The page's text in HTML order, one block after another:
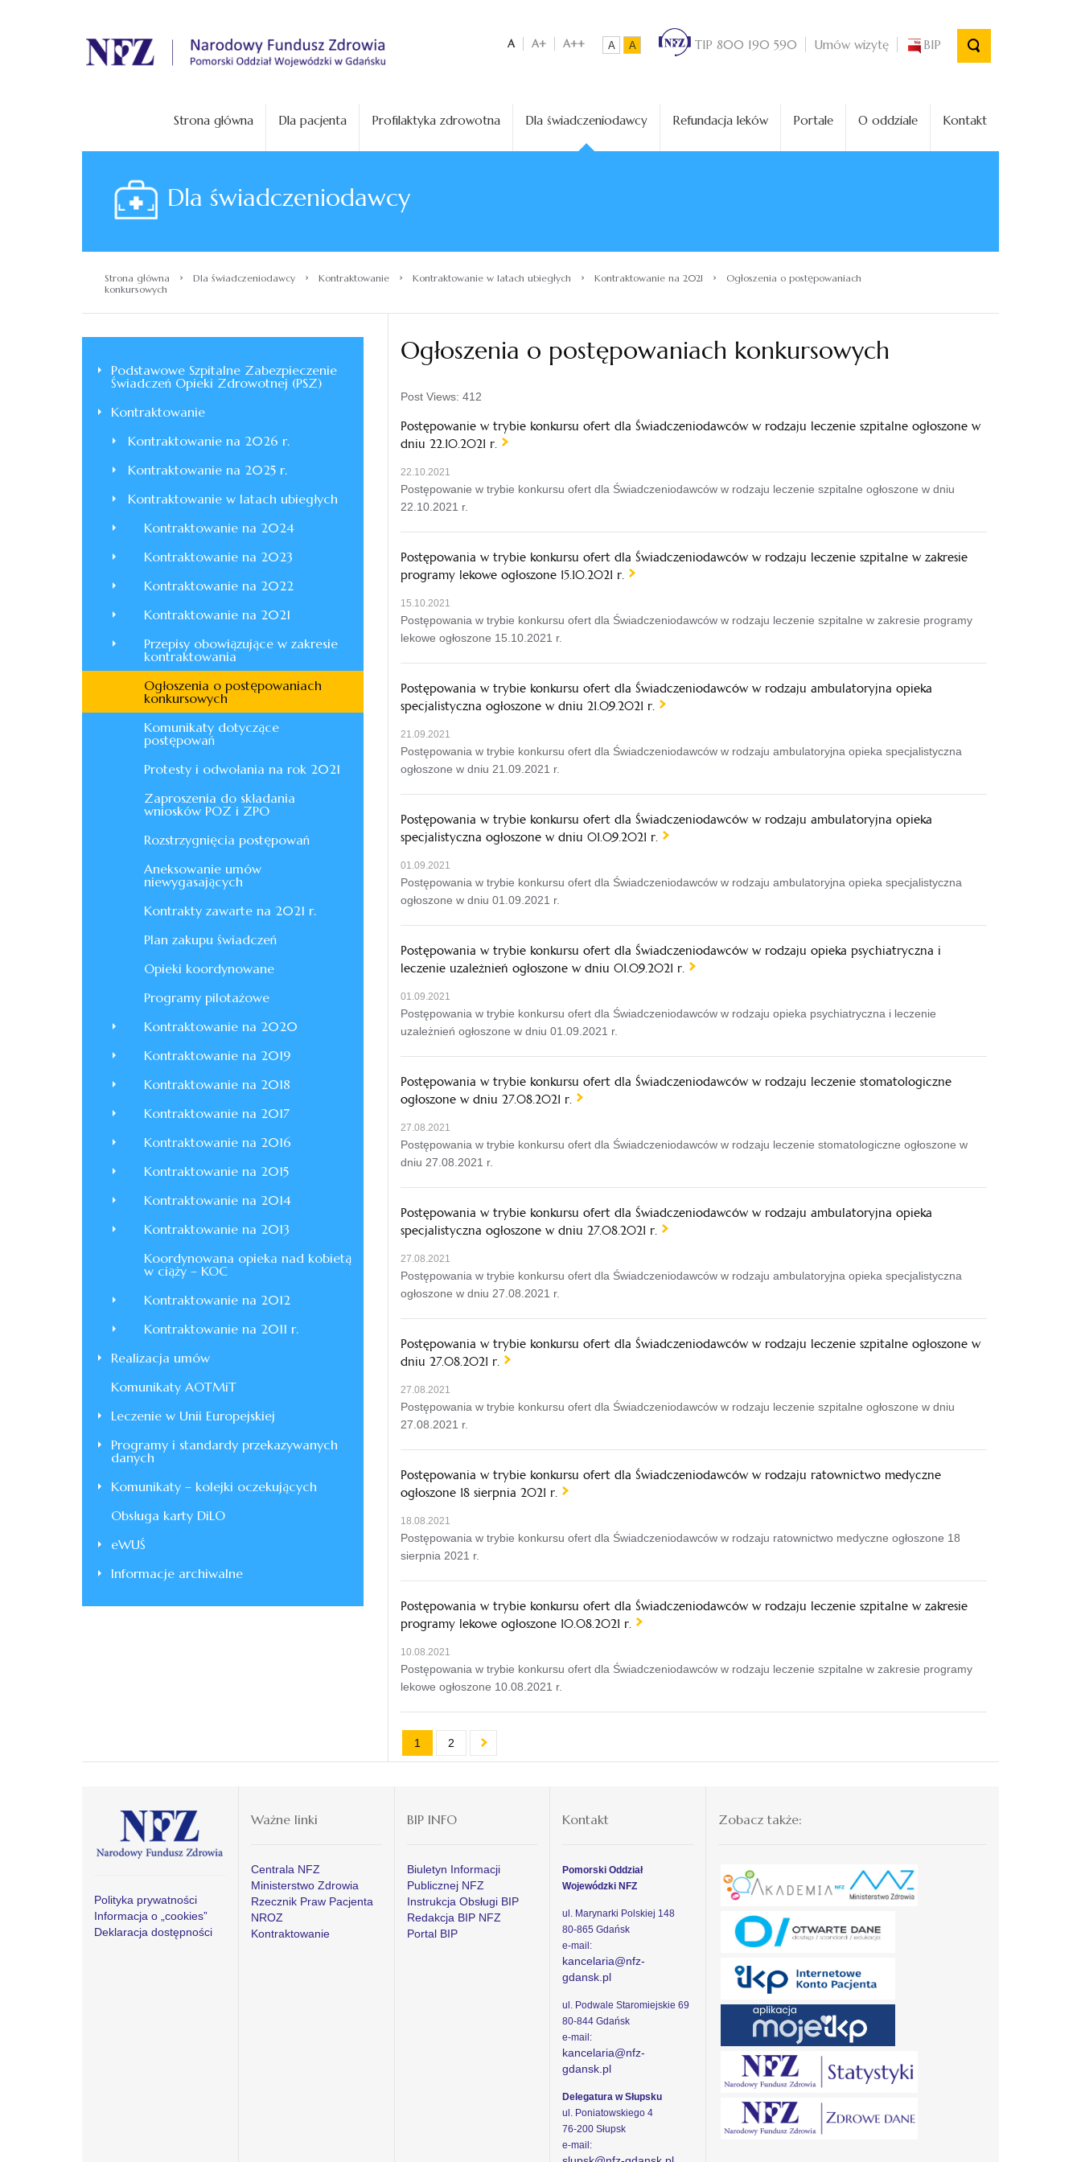
. A A+ A++ A A TIP 800 190 590 Umów wizytę BIP
Strona główna Dla pacjenta Profilaktyka zdrowotna Dla świadczeniodawcy Refundacja leków Portale O oddziale Kontakt
Dla świadczeniodawcy
Strona główna › Dla świadczeniodawcy › Kontraktowanie › Kontraktowanie w latach ubiegłych › Kontraktowanie na 2021 ›
Ogłoszenia o postępowaniach
konkursowych
Podstawowe Szpitalne Zabezpieczenie
Świadczeń Opieki Zdrowotnej (PSZ)
Kontraktowanie
Kontraktowanie na 2026 r.
Kontraktowanie na 2025 r.
Kontraktowanie w latach ubiegłych
Kontraktowanie na 2024
Kontraktowanie na 2023
Kontraktowanie na 2022
Kontraktowanie na 2021
Przepisy obowiązujące w zakresie
kontraktowania
Ogłoszenia o postępowaniach
konkursowych
Komunikaty dotyczące
postępowań
Protesty i odwołania na rok 2021
Zaproszenia do składania
wniosków POZ i ZPO
Rozstrzygnięcia postępowań
Aneksowanie umów
niewygasających
Kontrakty zawarte na 2021 r.
Plan zakupu świadczeń
Opieki koordynowane
Programy pilotażowe
Kontraktowanie na 2020
Kontraktowanie na 2019
Kontraktowanie na 2018
Kontraktowanie na 2017
Kontraktowanie na 2016
Kontraktowanie na 2015
Kontraktowanie na 2014
Kontraktowanie na 2013
Koordynowana opieka nad kobietą
w ciąży – KOC
Kontraktowanie na 2012
Kontraktowanie na 2011 r.
Realizacja umów
Komunikaty AOTMiT
Leczenie w Unii Europejskiej
Programy i standardy przekazywanych
danych
Komunikaty – kolejki oczekujących
Obsługa karty DiLO
eWUŚ
Informacje archiwalne
Ogłoszenia o postępowaniach konkursowych
Post Views: 412
Postępowanie w trybie konkursu ofert dla Świadczeniodawców w rodzaju leczenie szpitalne ogłoszone w
dniu 22.10.2021 r.
22.10.2021
Postępowanie w trybie konkursu ofert dla Świadczeniodawców w rodzaju leczenie szpitalne ogłoszone w dniu
22.10.2021 r.
Postępowania w trybie konkursu ofert dla Świadczeniodawców w rodzaju leczenie szpitalne w zakresie
programy lekowe ogłoszone 15.10.2021 r.
15.10.2021
Postępowania w trybie konkursu ofert dla Świadczeniodawców w rodzaju leczenie szpitalne w zakresie programy
lekowe ogłoszone 15.10.2021 r.
Postępowania w trybie konkursu ofert dla Świadczeniodawców w rodzaju ambulatoryjna opieka
specjalistyczna ogłoszone w dniu 21.09.2021 r.
21.09.2021
Postępowania w trybie konkursu ofert dla Świadczeniodawców w rodzaju ambulatoryjna opieka specjalistyczna
ogłoszone w dniu 21.09.2021 r.
Postępowania w trybie konkursu ofert dla Świadczeniodawców w rodzaju ambulatoryjna opieka
specjalistyczna ogłoszone w dniu 01.09.2021 r.
01.09.2021
Postępowania w trybie konkursu ofert dla Świadczeniodawców w rodzaju ambulatoryjna opieka specjalistyczna
ogłoszone w dniu 01.09.2021 r.
Postępowania w trybie konkursu ofert dla Świadczeniodawców w rodzaju opieka psychiatryczna i
leczenie uzależnień ogłoszone w dniu 01.09.2021 r.
01.09.2021
Postępowania w trybie konkursu ofert dla Świadczeniodawców w rodzaju opieka psychiatryczna i leczenie
uzależnień ogłoszone w dniu 01.09.2021 r.
Postępowania w trybie konkursu ofert dla Świadczeniodawców w rodzaju leczenie stomatologiczne
ogłoszone w dniu 27.08.2021 r.
27.08.2021
Postępowania w trybie konkursu ofert dla Świadczeniodawców w rodzaju leczenie stomatologiczne ogłoszone w
dniu 27.08.2021 r.
Postępowania w trybie konkursu ofert dla Świadczeniodawców w rodzaju ambulatoryjna opieka
specjalistyczna ogłoszone w dniu 27.08.2021 r.
27.08.2021
Postępowania w trybie konkursu ofert dla Świadczeniodawców w rodzaju ambulatoryjna opieka specjalistyczna
ogłoszone w dniu 27.08.2021 r.
Postępowania w trybie konkursu ofert dla Świadczeniodawców w rodzaju leczenie szpitalne ogłoszone w
dniu 27.08.2021 r.
27.08.2021
Postępowania w trybie konkursu ofert dla Świadczeniodawców w rodzaju leczenie szpitalne ogłoszone w dniu
27.08.2021 r.
Postępowania w trybie konkursu ofert dla Świadczeniodawców w rodzaju ratownictwo medyczne
ogłoszone 18 sierpnia 2021 r.
18.08.2021
Postępowania w trybie konkursu ofert dla Świadczeniodawców w rodzaju ratownictwo medyczne ogłoszone 18
sierpnia 2021 r.
Postępowania w trybie konkursu ofert dla Świadczeniodawców w rodzaju leczenie szpitalne w zakresie
programy lekowe ogłoszone 10.08.2021 r.
10.08.2021
Postępowania w trybie konkursu ofert dla Świadczeniodawców w rodzaju leczenie szpitalne w zakresie programy
lekowe ogłoszone 10.08.2021 r.
1 2
Polityka prywatności
Informacja o „cookies”
Deklaracja dostępności
Ważne linki
Centrala NFZ
Ministerstwo Zdrowia
Rzecznik Praw Pacjenta
NROZ
Kontraktowanie
BIP INFO
Biuletyn Informacji
Publicznej NFZ
Instrukcja Obsługi BIP
Redakcja BIP NFZ
Portal BIP
Kontakt
Pomorski Oddział
Wojewódzki NFZ
ul. Marynarki Polskiej 148
80-865 Gdańsk
e-mail:
kancelaria@nfz-
gdansk.pl
ul. Podwale Staromiejskie 69
80-844 Gdańsk
e-mail:
kancelaria@nfz-
gdansk.pl
Delegatura w Słupsku
ul. Poniatowskiego 4
76-200 Słupsk
e-mail:
Zobacz także: